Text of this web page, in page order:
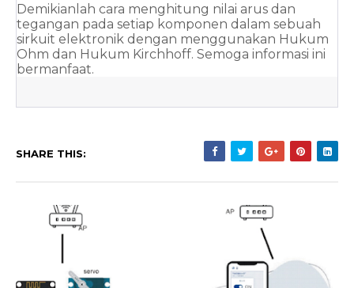
Demikianlah cara menghitung nilai arus dan
tegangan pada setiap komponen dalam sebuah
sirkuit elektronik dengan menggunakan Hukum
Ohm dan Hukum Kirchhoff. Semoga informasi ini
bermanfaat.
SHARE THIS: